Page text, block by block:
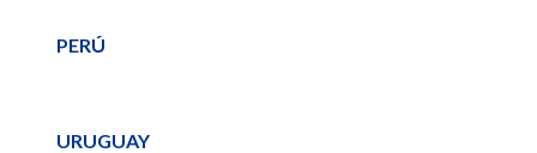
PERÚ
URUGUAY